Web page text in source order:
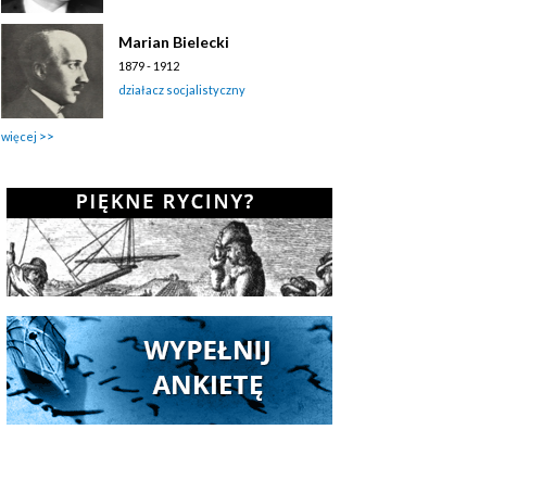
Marian Bielecki
1879 - 1912
działacz socjalistyczny
więcej